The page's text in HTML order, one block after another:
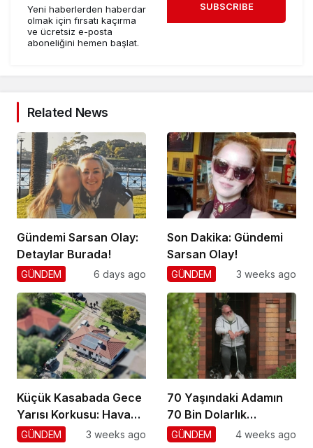
Yeni haberlerden haberdar
olmak için fırsatı kaçırma
ve ücretsiz e-posta
aboneliğini hemen başlat.
SUBSCRIBE
Related News
Gündemi Sarsan Olay:
Detaylar Burada!
GÜNDEM 6 days ago
Son Dakika: Gündemi
Sarsan Olay!
GÜNDEM 3 weeks ago
Küçük Kasabada Gece
Yarısı Korkusu: Hava
Gözetimi
GÜNDEM 3 weeks ago
70 Yaşındaki Adamın
70 Bin Dolarlık
Dolandırıcılığı
GÜNDEM 4 weeks ago